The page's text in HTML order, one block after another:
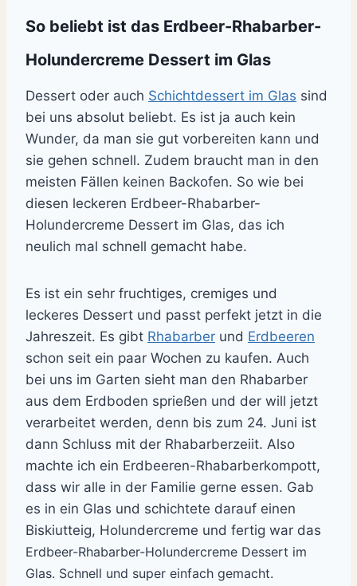
So beliebt ist das Erdbeer-Rhabarber-
Holundercreme Dessert im Glas
Dessert oder auch Schichtdessert im Glas sind
bei uns absolut beliebt. Es ist ja auch kein
Wunder, da man sie gut vorbereiten kann und
sie gehen schnell. Zudem braucht man in den
meisten Fällen keinen Backofen. So wie bei
diesen leckeren Erdbeer-Rhabarber-
Holundercreme Dessert im Glas, das ich
neulich mal schnell gemacht habe.
Es ist ein sehr fruchtiges, cremiges und
leckeres Dessert und passt perfekt jetzt in die
Jahreszeit. Es gibt Rhabarber und Erdbeeren
schon seit ein paar Wochen zu kaufen. Auch
bei uns im Garten sieht man den Rhabarber
aus dem Erdboden sprießen und der will jetzt
verarbeitet werden, denn bis zum 24. Juni ist
dann Schluss mit der Rhabarberzeiit. Also
machte ich ein Erdbeeren-Rhabarberkompott,
dass wir alle in der Familie gerne essen. Gab
es in ein Glas und schichtete darauf einen
Biskiutteig, Holundercreme und fertig war das
Erdbeer-Rhabarber-Holundercreme Dessert im
Glas. Schnell und super einfach gemacht.